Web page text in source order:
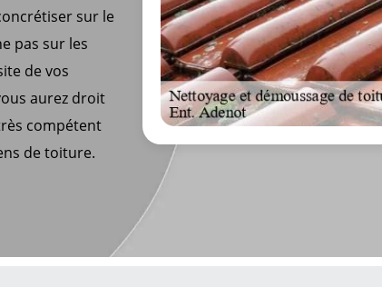
sur le
pas sur les
de vos
aurez droit
compétent
de toiture.